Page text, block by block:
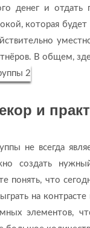
денег и отдать
которая
В общем,
и
не всегда
создать
понять, что
на
элементов,